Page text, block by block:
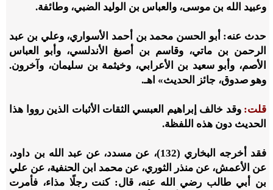
وعبيد الله بن موسى، والعباس بن الوليد الضبي، وطائفة.
حدث عنه: أبو الحسن محمد بن أحمد الأسواري، وعلي بن عبد
الرحمن بن ماتي، وقاسم بن أصبغ الأندلسي، وأبو العباس
الأصم، وأبو سعيد بن الأعرابي، وخيثمة بن سليمان، وآخرون.
وهو صدوق، جائز الحديث» اهـ.
قلت: وقد خالف إبراهيم العبسي الثقات الأثبات الذين رووا هذا
الحديث دون هذه اللفظة.
فقد أخرجه البخاري (132)، عن مسدد، عن عبد الله بن داود،
عن الأعمش، عن منذر الثوري، عن محمد ابن الحنفية، عن علي
بن أبي طالب رضي الله عنه، قال: كنت رجلًا مذاء، فأمرت